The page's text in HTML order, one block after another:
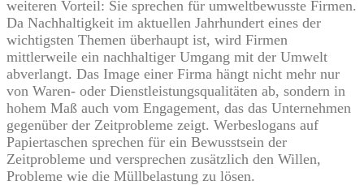
weiteren Vorteil: Sie sprechen für umweltbewusste Firmen.
Da Nachhaltigkeit im aktuellen Jahrhundert eines der
wichtigsten Themen überhaupt ist, wird Firmen
mittlerweile ein nachhaltiger Umgang mit der Umwelt
abverlangt. Das Image einer Firma hängt nicht mehr nur
von Waren- oder Dienstleistungsqualitäten ab, sondern in
hohem Maß auch vom Engagement, das das Unternehmen
gegenüber der Zeitprobleme zeigt. Werbeslogans auf
Papiertaschen sprechen für ein Bewusstsein der
Zeitprobleme und versprechen zusätzlich den Willen,
Probleme wie die Müllbelastung zu lösen.